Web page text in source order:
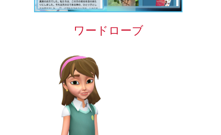
ワードローブ